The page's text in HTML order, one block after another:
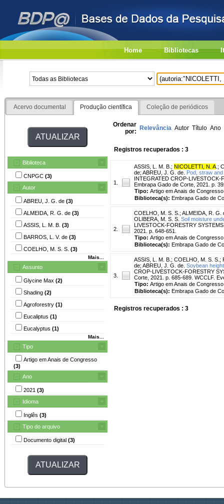
Home Bibliotecas
Acervo documental Produção científica Coleção de periódicos
Biblioteca
CNPGC (3)
Autor
ABREU, J. G. de (3)
ALMEIDA, R. G. de (3)
ASSIS, L. M. B. (3)
BARROS, L. V. de (3)
COELHO, M. S. S. (3)
Mais...
Assunto
Glycine Max (2)
Shading (2)
Agroforestry (1)
Eucaliptus (1)
Eucalyptus (1)
Mais...
Tipo
Artigo em Anais de Congresso
(3)
Ano
2021 (3)
Idioma
Inglês (3)
Tipo do arquivo
Documento digital (3)
Ordenar
por: Relevância Autor Título Ano
Registros recuperados : 3
1.
ASSIS, L. M. B. ; NICOLETTI, N. A ;
de; ABREU, J. G. de. Pod, straw
INTEGRATED CROP-LIVESTOCK-
Embrapa Gado de Corte, 2021. p.
Tipo: Artigo em Anais de Congresso
Biblioteca(s): Embrapa Gado de
2.
COELHO, M. S. S. ; ALMEIDA, R. G.
OLIBERA, M. S. S. Soil moisture
LIVESTOCK-FORESTRY
2021. p. 648-651.
Tipo: Artigo em Anais de Congresso
Biblioteca(s): Embrapa Gado de
3.
ASSIS, L. M. B. ; COELHO, M. S. S. ;
de; ABREU, J. G. de. Soybean
CROP-LIVESTOCK-FORESTRY
Corte, 2021. p. 685-689. WCCLF.
Tipo: Artigo em Anais de Congresso
Biblioteca(s): Embrapa Gado de
Registros recuperados : 3